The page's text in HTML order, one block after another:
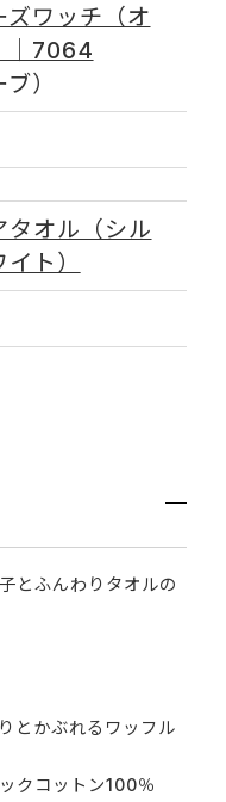
ズワッチ（オ
｜7064
）
タオル（シル
ト）
とふんわりタオルの
とかぶれるワッフル
クコットン100％